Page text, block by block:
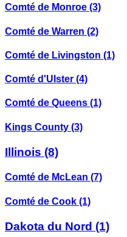
Comté de Monroe (3)
Comté de Warren (2)
Comté de Livingston (1)
Comté d'Ulster (4)
Comté de Queens (1)
Kings County (3)
Illinois (8)
Comté de McLean (7)
Comté de Cook (1)
Dakota du Nord (1)